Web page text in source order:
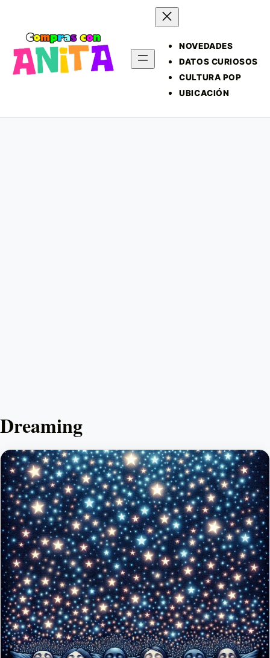
NOVEDADES
DATOS CURIOSOS
CULTURA POP
UBICACIÓN
Dreaming